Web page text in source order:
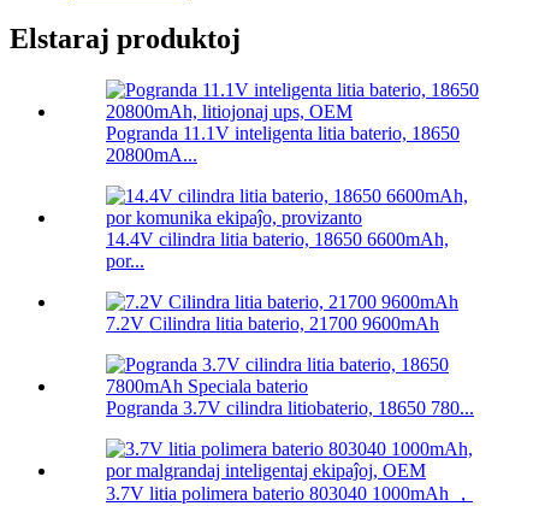
Elstaraj produktoj
Pogranda 11.1V inteligenta litia baterio, 18650
20800mA...
14.4V cilindra litia baterio, 18650 6600mAh,
por...
7.2V Cilindra litia baterio, 21700 9600mAh
Pogranda 3.7V cilindra litiobaterio, 18650 780...
3.7V litia polimera baterio 803040 1000mAh ，